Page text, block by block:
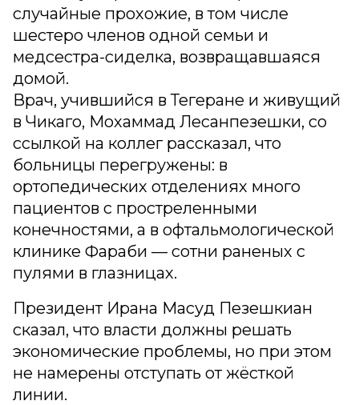
случайные прохожие, в том числе
шестеро членов одной семьи и
медсестра-сиделка, возвращавшаяся
домой.
Врач, учившийся в Тегеране и живущий
в Чикаго, Мохаммад Лесанпезешки, со
ссылкой на коллег рассказал, что
больницы перегружены: в
ортопедических отделениях много
пациентов с простреленными
конечностями, а в офтальмологической
клинике Фараби — сотни раненых с
пулями в глазницах.
Президент Ирана Масуд Пезешкиан
сказал, что власти должны решать
экономические проблемы, но при этом
не намерены отступать от жёсткой
линии.